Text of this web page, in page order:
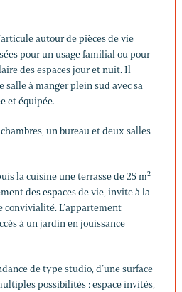
autour de pièces de vie
pour un usage familial ou pour
des espaces jour et nuit. Il
salle à manger plein sud avec sa
et équipée.
un bureau et deux salles
la cuisine une terrasse de 25 m²
des espaces de vie, invite à la
L’appartement
à un jardin en jouissance
de type studio, d’une surface
possibilités : espace invités,